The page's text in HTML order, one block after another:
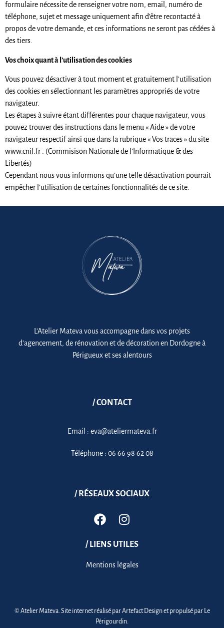
formulaire nécessite de renseigner votre nom, email, numéro de
téléphone, sujet et message uniquement afin d’être recontacté à
propos de votre demande, et ces informations ne seront pas cédées à
des tiers.
Vos choix quant à l’utilisation des cookies
Vous pouvez désactiver à tout moment et gratuitement l’utilisation
des cookies en sélectionnant les paramètres appropriés de votre
navigateur.
Les étapes à suivre étant différentes pour chaque navigateur, vous
pouvez trouver des instructions dans le menu « Aide » de votre
navigateur respectif ainsi que dans la rubrique « Vos traces » du site
www.cnil.fr . (Commisison Nationale de l’Informatique & des
Libertés)
Cependant nous vous informons qu’une telle désactivation pourrait
empêcher l’utilisation de certaines fonctionnalités de ce site.
L’Atelier Mateva vous accompagne dans vos projets
d’agencement, de rénovation et de décoration en Dordogne à
Périgueux et ses alentours
/ CONTACT
Email : eva@ateliermateva.fr
Téléphone : 06 66 98 62 08
/ RÉSEAUX SOCIAUX
/ LIENS UTILES
Mentions légales
© Atelier Mateva. Site internet réalisé parArtefact Designet propulsé par Le
Périgourdin.